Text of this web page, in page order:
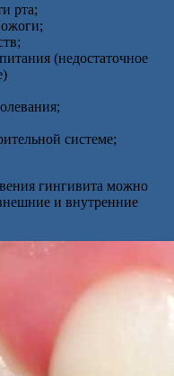
рта;
(недостаточное
системе;
гингивита можно
и внутренние